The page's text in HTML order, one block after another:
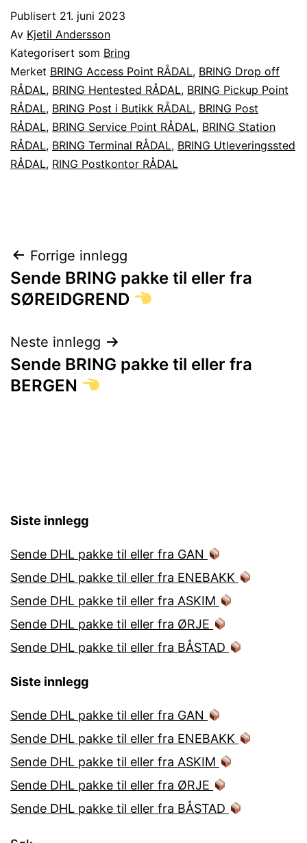
Publisert 21. juni 2023
Av Kjetil Andersson
Kategorisert som Bring
Merket BRING Access Point RÅDAL, BRING Drop off
RÅDAL, BRING Hentested RÅDAL, BRING Pickup Point
RÅDAL, BRING Post i Butikk RÅDAL, BRING Post
RÅDAL, BRING Service Point RÅDAL, BRING Station
RÅDAL, BRING Terminal RÅDAL, BRING Utleveringssted
RÅDAL, RING Postkontor RÅDAL
Innleggsnavigasjon
Forrige innlegg
Sende BRING pakke til eller fra
SØREIDGREND
Neste innlegg
Sende BRING pakke til eller fra
BERGEN
Siste innlegg
Sende DHL pakke til eller fra GAN
Sende DHL pakke til eller fra ENEBAKK
Sende DHL pakke til eller fra ASKIM
Sende DHL pakke til eller fra ØRJE
Sende DHL pakke til eller fra BÅSTAD
Siste innlegg
Sende DHL pakke til eller fra GAN
Sende DHL pakke til eller fra ENEBAKK
Sende DHL pakke til eller fra ASKIM
Sende DHL pakke til eller fra ØRJE
Sende DHL pakke til eller fra BÅSTAD